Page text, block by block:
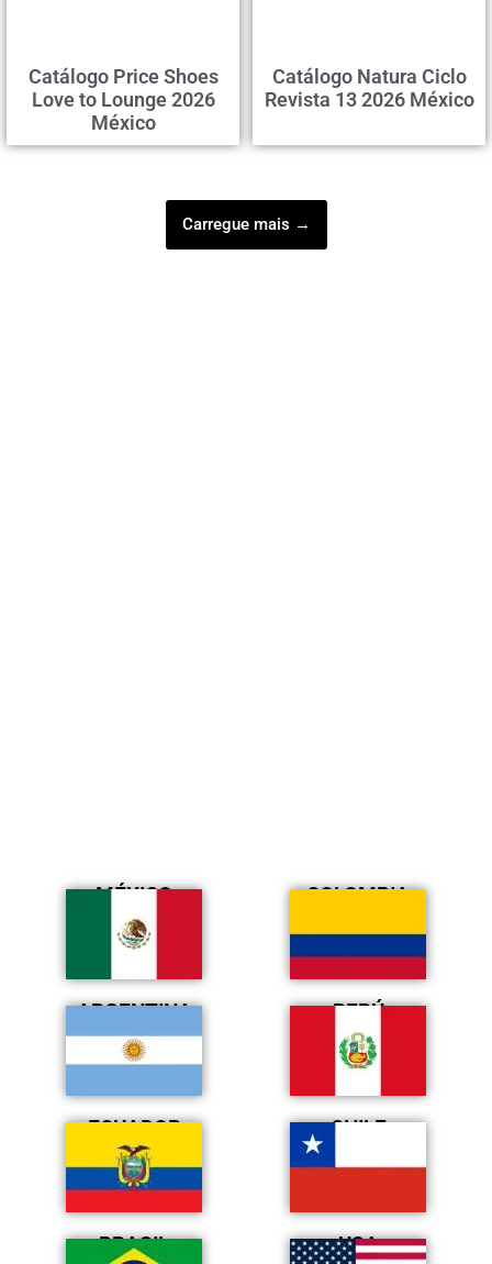
Catálogo Price Shoes
Love to Lounge 2026
México
Catálogo Natura Ciclo
Revista 13 2026 México
Carregue mais →
MÉXICO COLOMBIA
ARGENTINA PERÚ
ECUADOR CHILE
BRASIL USA